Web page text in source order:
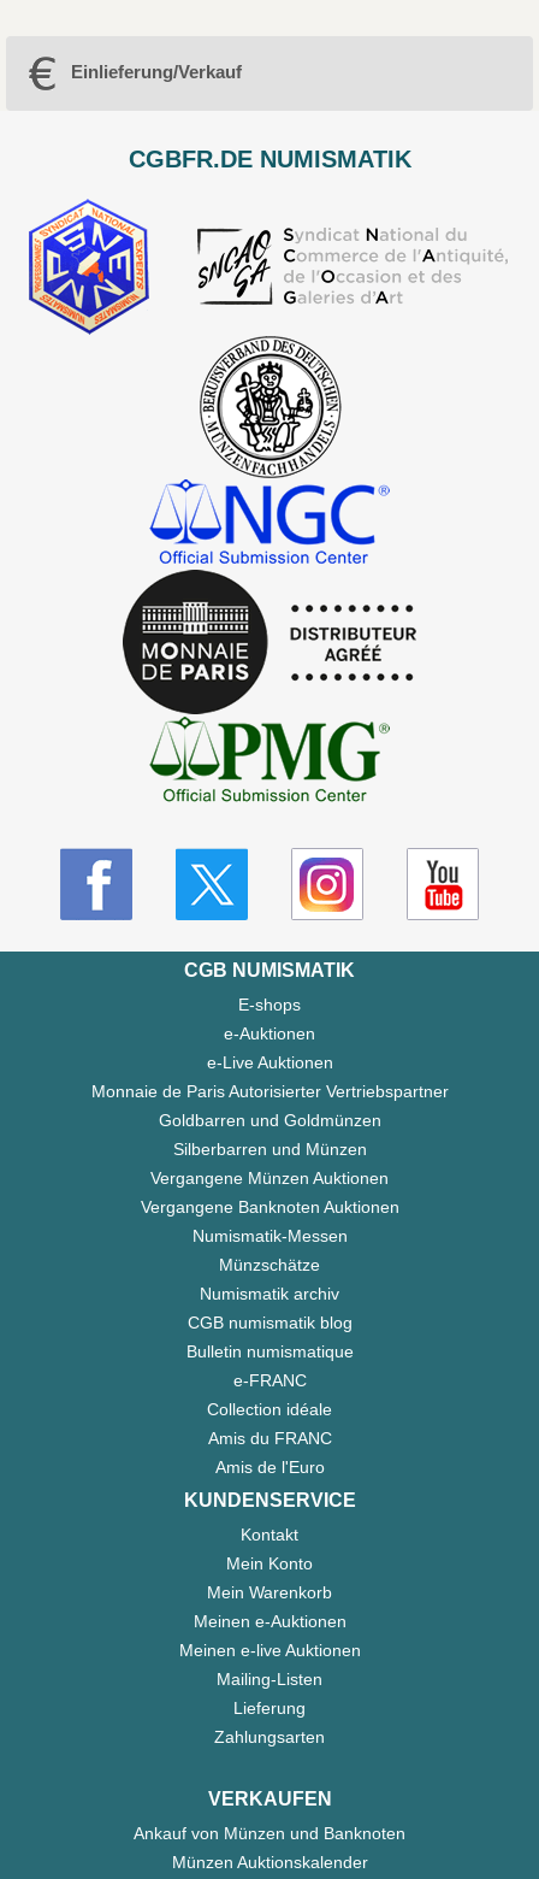
Einlieferung/Verkauf
CGBFR.DE NUMISMATIK
CGB NUMISMATIK
E-shops
e-Auktionen
e-Live Auktionen
Monnaie de Paris Autorisierter Vertriebspartner
Goldbarren und Goldmünzen
Silberbarren und Münzen
Vergangene Münzen Auktionen
Vergangene Banknoten Auktionen
Numismatik-Messen
Münzschätze
Numismatik archiv
CGB numismatik blog
Bulletin numismatique
e-FRANC
Collection idéale
Amis du FRANC
Amis de l'Euro
KUNDENSERVICE
Kontakt
Mein Konto
Mein Warenkorb
Meinen e-Auktionen
Meinen e-live Auktionen
Mailing-Listen
Lieferung
Zahlungsarten
VERKAUFEN
Ankauf von Münzen und Banknoten
Münzen Auktionskalender